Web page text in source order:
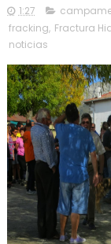
1:27
fracking, Fractura
noticias